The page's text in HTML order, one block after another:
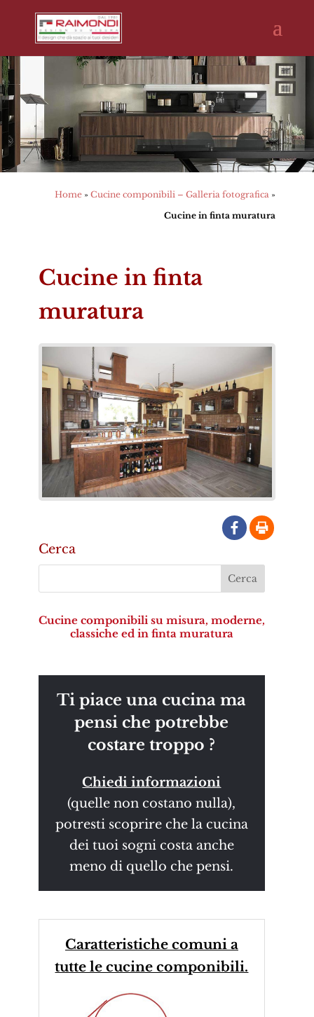
Home »Cucine componibili – Galleria fotografica »
Cucine in finta muratura
Cucine in finta
muratura
Cerca
Cucine componibili su misura, moderne,
classiche ed in finta muratura
Ti piace una cucina ma
pensi che potrebbe
costare troppo ?
Chiedi informazioni
(quelle non costano nulla),
potresti scoprire che la cucina
dei tuoi sogni costa anche
meno di quello che pensi.
Caratteristiche comuni a
tutte le cucine componibili.